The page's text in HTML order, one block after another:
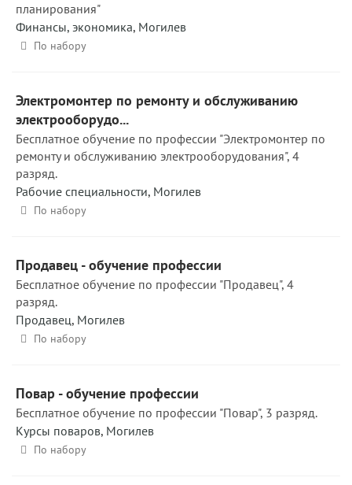
планирования"
Финансы, экономика, Могилев
По набору
Электромонтер по ремонту и обслуживанию
электрооборудо...
Бесплатное обучение по профессии "Электромонтер по
ремонту и обслуживанию электрооборудования", 4
разряд.
Рабочие специальности, Могилев
По набору
Продавец - обучение профессии
Бесплатное обучение по профессии "Продавец", 4
разряд.
Продавец, Могилев
По набору
Повар - обучение профессии
Бесплатное обучение по профессии "Повар", 3 разряд.
Курсы поваров, Могилев
По набору